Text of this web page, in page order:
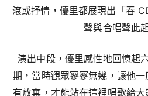
滾或抒情，優里都展現出「吞
聲與合唱聲此
演出中段，優里感性地回憶起
期，當時觀眾寥寥無幾，讓他
有放棄，才能站在這裡唱歌給